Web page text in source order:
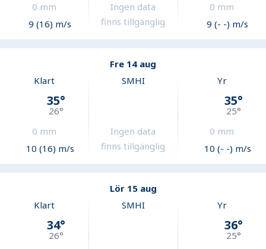
0 mm
9 (16) m/s
Ingen data
finns tillgänglig
0 mm
9 (- -) m/s
Fre 14 aug
Klart
35°
26°
0 mm
10 (16) m/s
SMHI
Ingen data
finns tillgänglig
Yr
35°
25°
0 mm
10 (- -) m/s
Lör 15 aug
Klart
34°
26°
SMHI Yr
36°
25°